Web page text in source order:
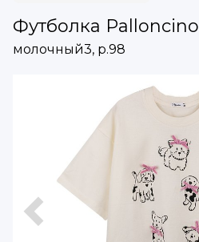
Футболка Palloncino
молочный3, р.98